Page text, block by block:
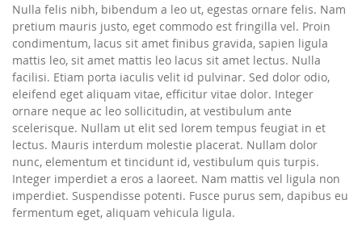
Nulla felis nibh, bibendum a leo ut, egestas ornare felis. Nam
pretium mauris justo, eget commodo est fringilla vel. Proin
condimentum, lacus sit amet finibus gravida, sapien ligula
mattis leo, sit amet mattis leo lacus sit amet lectus. Nulla
facilisi. Etiam porta iaculis velit id pulvinar. Sed dolor odio,
eleifend eget aliquam vitae, efficitur vitae dolor. Integer
ornare neque ac leo sollicitudin, at vestibulum ante
scelerisque. Nullam ut elit sed lorem tempus feugiat in et
lectus. Mauris interdum molestie placerat. Nullam dolor
nunc, elementum et tincidunt id, vestibulum quis turpis.
Integer imperdiet a eros a laoreet. Nam mattis vel ligula non
imperdiet. Suspendisse potenti. Fusce purus sem, dapibus eu
fermentum eget, aliquam vehicula ligula.